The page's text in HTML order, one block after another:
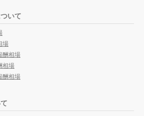
いて
場
酬相場
相場
酬相場